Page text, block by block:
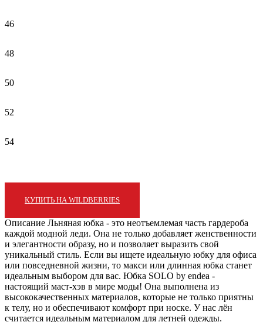
46
48
50
52
54
КУПИТЬ НА WILDBERRIES
Описание Льняная юбка - это неотъемлемая часть гардероба
каждой модной леди. Она не только добавляет женственности
и элегантности образу, но и позволяет выразить свой
уникальный стиль. Если вы ищете идеальную юбку для офиса
или повседневной жизни, то макси или длинная юбка станет
идеальным выбором для вас. Юбка SOLO by endea -
настоящий маст-хэв в мире моды! Она выполнена из
высококачественных материалов, которые не только приятны
к телу, но и обеспечивают комфорт при носке. У нас лён
считается идеальным материалом для летней одежды.